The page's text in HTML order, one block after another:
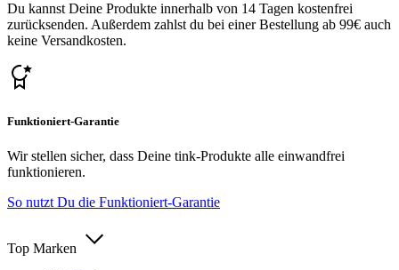
Du kannst Deine Produkte innerhalb von 14 Tagen kostenfrei
zurücksenden. Außerdem zahlst du bei einer Bestellung ab 99€ auch
keine Versandkosten.
Funktioniert-Garantie
Wir stellen sicher, dass Deine tink-Produkte alle einwandfrei
funktionieren.
So nutzt Du die Funktioniert-Garantie
Top Marken